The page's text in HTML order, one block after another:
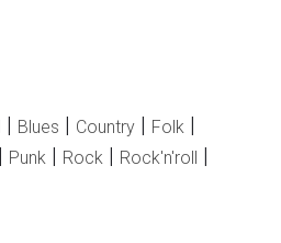
Blues Country
Folk
Punk Rock
Rock'n'roll